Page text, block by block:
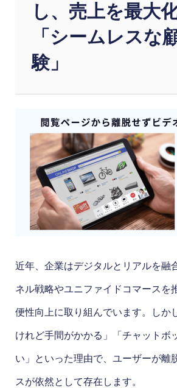
し、売上を最大
「シームレスな
験」
近年、企業はデジタルとリアルを融
ネル戦略やユニファイドコマースを
便性向上に取り組んでいます。しか
けれど手間がかかる」「チャットボ
い」といった理由で、ユーザーが離
スが依然として存在します。